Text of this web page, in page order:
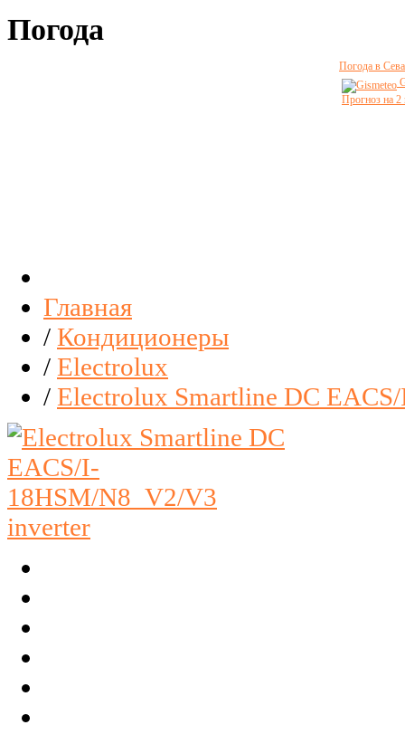
Погода
Погода в
Прогноз на 2
Главная
/ Кондиционеры
/ Electrolux
/ Electrolux Smartline DC